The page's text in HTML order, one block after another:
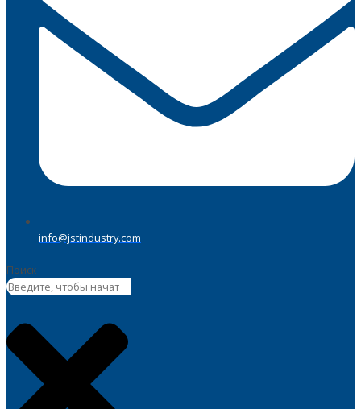
info@jstindustry.com
Поиск